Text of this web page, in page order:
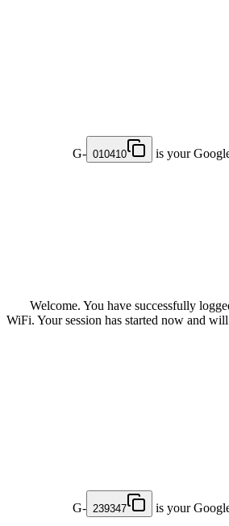
G- 010410 is your
Welcome. You have successfully
WiFi. Your session has started now and
G- 239347 is your